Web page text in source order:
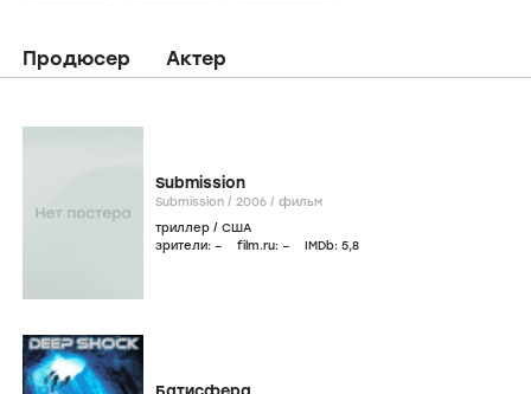
Продюсер Актер
Submission
Submission / 2006 / фильм
триллер / США
зрители: – film.ru: – IMDb: 5,8